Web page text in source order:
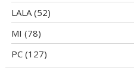
LALA(52)
MI (78)
PC (127)